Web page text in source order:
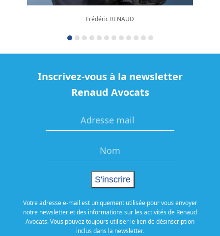
Frédéric RENAUD
Inscrivez-vous à la newsletter
Renaud Avocats
Votre adresse e-mail est uniquement utilisée pour vous envoyer
notre newsletter et des informations sur les activités de Renaud
Avocats. Vous pouvez toujours utiliser le lien de désinscription
inclus dans la newsletter.